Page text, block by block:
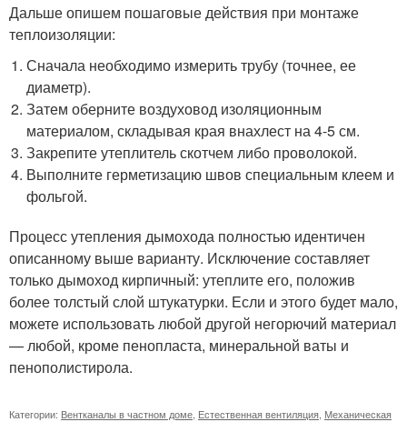
Дальше опишем пошаговые действия при монтаже
теплоизоляции:
Сначала необходимо измерить трубу (точнее, ее
диаметр).
Затем оберните воздуховод изоляционным
материалом, складывая края внахлест на 4-5 см.
Закрепите утеплитель скотчем либо проволокой.
Выполните герметизацию швов специальным клеем и
фольгой.
Процесс утепления дымохода полностью идентичен
описанному выше варианту. Исключение составляет
только дымоход кирпичный: утеплите его, положив
более толстый слой штукатурки. Если и этого будет мало,
можете использовать любой другой негорючий материал
— любой, кроме пенопласта, минеральной ваты и
пенополистирола.
Категории: Вентканалы в частном доме Естественная вентиляция Механическая